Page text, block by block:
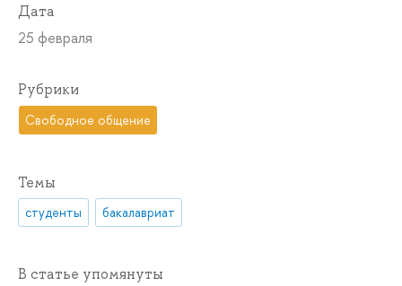
Дата
25 февраля
Рубрики
Свободное общение
Темы
студенты бакалавриат
В статье упомянуты